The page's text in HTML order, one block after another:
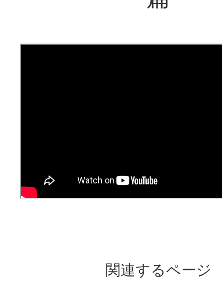
関連するページ